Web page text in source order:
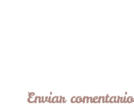
Enviar comentario